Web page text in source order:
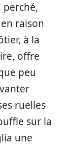
perché,
raison
à la
offre
peu
ruelles
sur la
une